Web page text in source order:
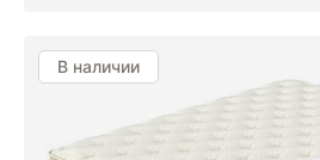
В наличии